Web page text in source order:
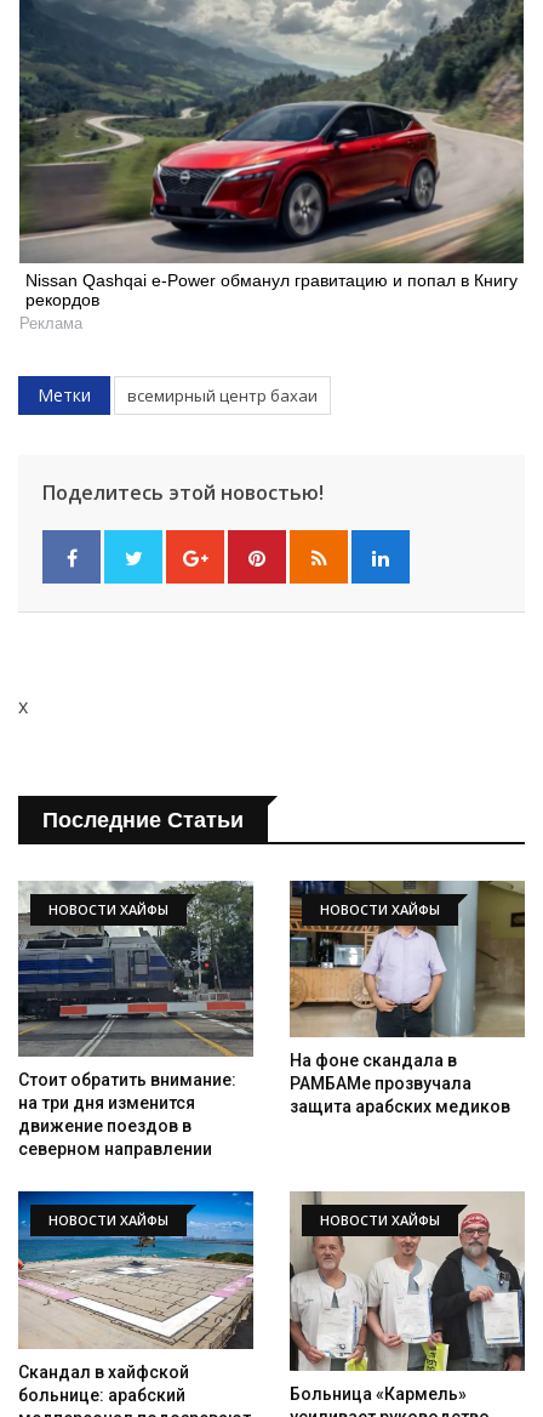
Nissan Qashqai e-Power обманул гравитацию и попал в Книгу
рекордов
Реклама
Метки всемирный центр бахаи
Поделитесь этой новостью!
x
Последние Статьи
НОВОСТИ ХАЙФЫ
Стоит обратить внимание:
на три дня изменится
движение поездов в
северном направлении
НОВОСТИ ХАЙФЫ
На фоне скандала в
РАМБАМе прозвучала
защита арабских медиков
НОВОСТИ ХАЙФЫ
Скандал в хайфской
больнице: арабский
НОВОСТИ ХАЙФЫ
Больница «Кармель»